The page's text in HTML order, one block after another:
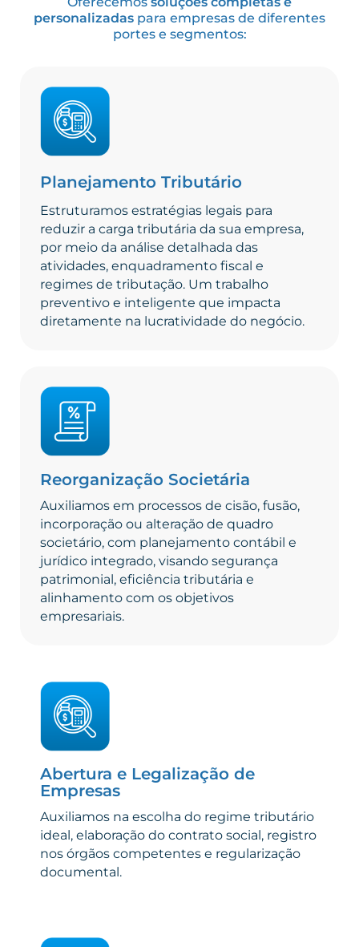
personalizadas para empresas de diferentes
portes e segmentos:
Planejamento Tributário
Estruturamos estratégias legais para
reduzir a carga tributária da sua empresa,
por meio da análise detalhada das
atividades, enquadramento fiscal e
regimes de tributação. Um trabalho
preventivo e inteligente que impacta
diretamente na lucratividade do negócio.
Reorganização Societária
Auxiliamos em processos de cisão, fusão,
incorporação ou alteração de quadro
societário, com planejamento contábil e
jurídico integrado, visando segurança
patrimonial, eficiência tributária e
alinhamento com os objetivos
empresariais.
Abertura e Legalização de
Empresas
Auxiliamos na escolha do regime tributário
ideal, elaboração do contrato social, registro
nos órgãos competentes e regularização
documental.